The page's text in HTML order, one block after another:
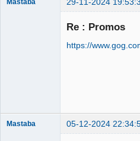
Mastaba 29-11-2024
Re : Promos
https://
Mastaba 05-12-2024